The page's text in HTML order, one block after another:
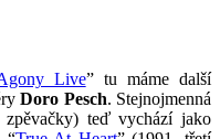
Live” tu máme další
Doro Pesch. Stejnojmenná
teď vychází jako